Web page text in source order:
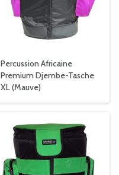
Percussion Africaine
Premium Djembe-Tasche
XL (Mauve)